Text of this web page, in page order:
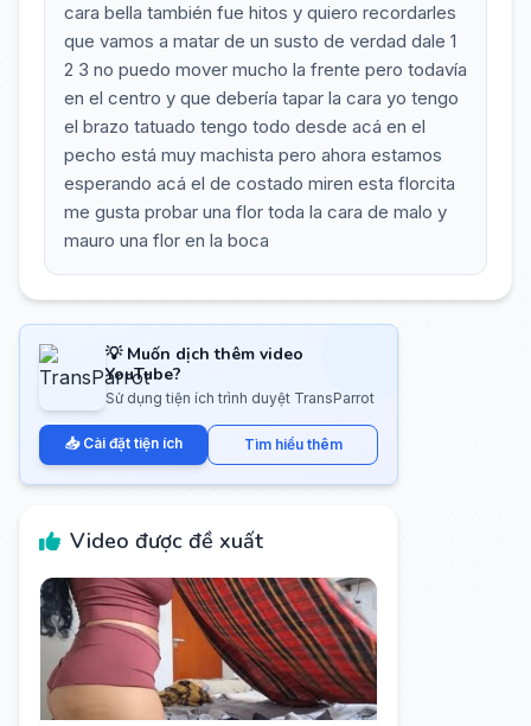
cara bella también fue hitos y quiero recordarles
que vamos a matar de un susto de verdad dale 1
2 3 no puedo mover mucho la frente pero todavía
en el centro y que debería tapar la cara yo tengo
el brazo tatuado tengo todo desde acá en el
pecho está muy machista pero ahora estamos
esperando acá el de costado miren esta florcita
me gusta probar una flor toda la cara de malo y
mauro una flor en la boca
💡 Muốn dịch thêm video
YouTube?
Sử dụng tiện ích trình duyệt TransParrot
📥 Cài đặt tiện ích Tìm hiểu thêm
Video được đề xuất